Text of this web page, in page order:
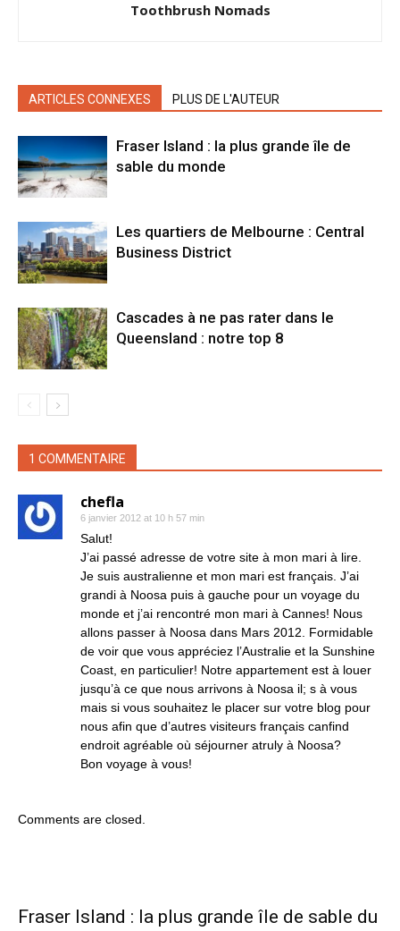
Toothbrush Nomads
ARTICLES CONNEXES PLUS DE L'AUTEUR
Fraser Island : la plus grande île de
sable du monde
Les quartiers de Melbourne : Central
Business District
Cascades à ne pas rater dans le
Queensland : notre top 8
1 COMMENTAIRE
chefla
6 janvier 2012 at 10 h 57 min
Salut!
J’ai passé adresse de votre site à mon mari à lire.
Je suis australienne et mon mari est français. J’ai
grandi à Noosa puis à gauche pour un voyage du
monde et j’ai rencontré mon mari à Cannes! Nous
allons passer à Noosa dans Mars 2012. Formidable
de voir que vous appréciez l’Australie et la Sunshine
Coast, en particulier! Notre appartement est à louer
jusqu’à ce que nous arrivons à Noosa il; s à vous
mais si vous souhaitez le placer sur votre blog pour
nous afin que d’autres visiteurs français canfind
endroit agréable où séjourner atruly à Noosa?
Bon voyage à vous!
Comments are closed.
Fraser Island : la plus grande île de sable du